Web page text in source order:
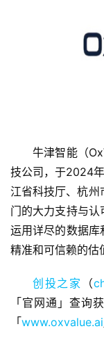
首
页
融
资
商
牛津智能（
技公司，于2024
江省科技厅、杭
门的大力支持与认
运用详尽的数据
精准和可信赖的估
创投之家 （
「官网通」查询
「www.oxvalue.ai